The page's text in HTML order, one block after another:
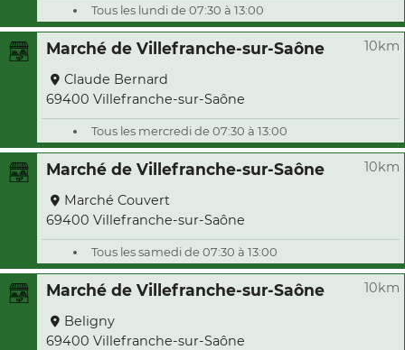
Tous les lundi de 07:30 à 13:00
Marché de Villefranche-sur-Saône 10km
Claude Bernard
69400 Villefranche-sur-Saône
Tous les mercredi de 07:30 à 13:00
Marché de Villefranche-sur-Saône 10km
Marché Couvert
69400 Villefranche-sur-Saône
Tous les samedi de 07:30 à 13:00
Marché de Villefranche-sur-Saône 10km
Beligny
69400 Villefranche-sur-Saône